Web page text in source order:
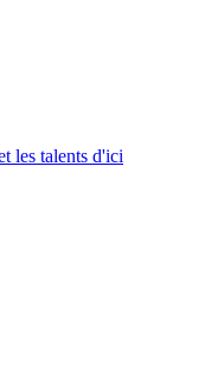
les talents d'ici